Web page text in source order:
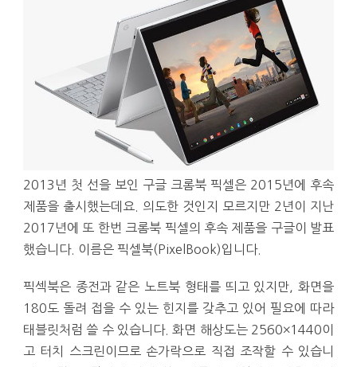
2013년 첫 선을 보인 구글 크롬북 픽셀은 2015년에 후속
제품을 출시했는데요. 의도한 것인지 모르지만 2년이 지난
2017년에 또 한번 크롬북 픽셀의 후속 제품을 구글이 발표
했습니다. 이름은 픽셀북(PixelBook)입니다.
픽섹북은 종전과 같은 노트북 형태를 띄고 있지만, 화면을
180도 돌려 접을 수 있는 힌지를 갖추고 있어 필요에 따라
태블릿처럼 쓸 수 있습니다. 화면 해상도는 2560×1440이
고 터치 스크린이므로 손가락으로 직접 조작할 수 있습니